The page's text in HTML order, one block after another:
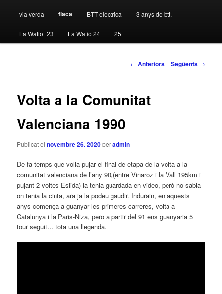
via verda flaca BTT electrica 3 anys de btt.
La Watio_23 La Watio 24 25
Navegació per les
← Anteriors Següents →
Volta a la Comunitat
Valenciana 1990
Publicat elnovembre 26, 2020peradmin
De fa temps que volia pujar el final de etapa de la volta a la
comunitat valenciana de l’any 90,(entre Vinaroz i la Vall 195km i
pujant 2 voltes Eslida) la tenia guardada en video, però no sabia
on tenia la cinta, ara ja la podeu gaudir. Indurain, en aquests
anys comença a guanyar les primeres carreres, volta a
Catalunya i la Paris-Niza, pero a partir del 91 ens guanyaria 5
tour seguit… tota una llegenda.